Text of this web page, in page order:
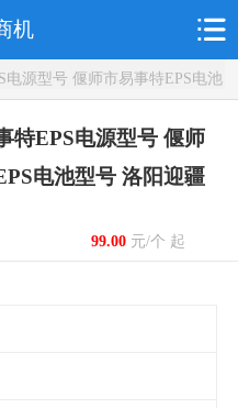
机
源型号 偃师市易事特EPS电池
特EPS电源型号 偃师
电池型号 洛阳迎疆
99.00元/个 起